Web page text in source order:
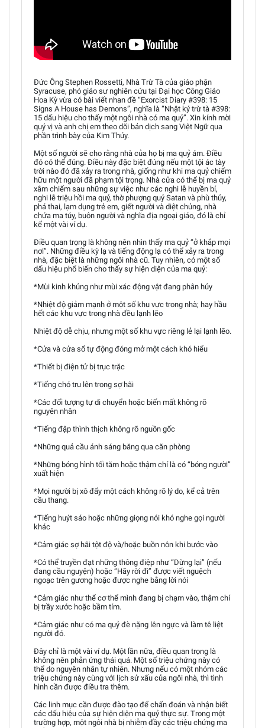
Đức Ông Stephen Rossetti, Nhà Trừ Tà của giáo phận
Syracuse, phó giáo sư nghiên cứu tại Đại học Công Giáo
Hoa Kỳ vừa có bài viết nhan đề “Exorcist Diary #398: 15
Signs A House has Demons”, nghĩa là “Nhật ký trừ tà #398:
15 dấu hiệu cho thấy một ngôi nhà có ma quỷ”. Xin kính mời
quý vị và anh chị em theo dõi bản dịch sang Việt Ngữ qua
phần trình bày của Kim Thúy.
Một số người sẽ cho rằng nhà của họ bị ma quỷ ám. Điều
đó có thể đúng. Điều này đặc biệt đúng nếu một tội ác tày
trời nào đó đã xảy ra trong nhà, giống như khi ma quỷ chiếm
hữu một người đã phạm tội trọng. Nhà cửa có thể bị ma quỷ
xâm chiếm sau những sự việc như các nghi lễ huyền bí,
nghi lễ triệu hồi ma quỷ, thờ phượng quỷ Satan và phù thủy,
phá thai, lạm dụng trẻ em, giết người và diệt chủng, nhà
chứa ma túy, buôn người và nghĩa địa ngoại giáo, đó là chỉ
kể một vài ví dụ.
Điều quan trọng là không nên nhìn thấy ma quỷ “ở khắp mọi
nơi”. Những điều kỳ lạ và tiếng động lạ có thể xảy ra trong
nhà, đặc biệt là những ngôi nhà cũ. Tuy nhiên, có một số
dấu hiệu phổ biến cho thấy sự hiện diện của ma quỷ:
*Mùi kinh khủng như mùi xác động vật đang phân hủy
*Nhiệt độ giảm mạnh ở một số khu vực trong nhà; hay hầu
hết các khu vực trong nhà đều lạnh lẽo
Nhiệt độ dễ chịu, nhưng một số khu vực riêng lẻ lại lạnh lẽo.
*Cửa và cửa sổ tự động đóng mở một cách khó hiểu
*Thiết bị điện tử bị trục trặc
*Tiếng chó tru lên trong sợ hãi
*Các đối tượng tự di chuyển hoặc biến mất không rõ
nguyên nhân
*Tiếng đập thình thịch không rõ nguồn gốc
*Những quả cầu ánh sáng băng qua căn phòng
*Những bóng hình tối tăm hoặc thậm chí là có “bóng người”
xuất hiện
*Mọi người bị xô đẩy một cách không rõ lý do, kể cả trên
cầu thang.
*Tiếng huýt sáo hoặc những giọng nói khó nghe gọi người
khác
*Cảm giác sợ hãi tột độ và/hoặc buồn nôn khi bước vào
*Có thể truyền đạt những thông điệp như “Dừng lại” (nếu
đang cầu nguyện) hoặc “Hãy rời đi” được viết nguệch
ngoạc trên gương hoặc được nghe bằng lời nói
*Cảm giác như thể cơ thể mình đang bị chạm vào, thậm chí
bị trầy xước hoặc bầm tím.
*Cảm giác như có ma quỷ đè nặng lên ngực và làm tê liệt
người đó.
Đây chỉ là một vài ví dụ. Một lần nữa, điều quan trọng là
không nên phản ứng thái quá. Một số triệu chứng này có
thể do nguyên nhân tự nhiên. Nhưng nếu có một nhóm các
triệu chứng này cùng với lịch sử xấu của ngôi nhà, thì tình
hình cần được điều tra thêm.
Các linh mục cần được đào tạo để chẩn đoán và nhận biết
các dấu hiệu của sự hiện diện ma quỷ thực sự. Trong một
trường hợp, một ngôi nhà bị nhiễm đầy các triệu chứng ma